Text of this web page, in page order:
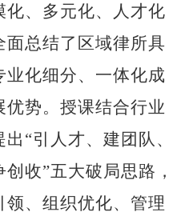
化、多元化、人才化
面总结了区域律所具
化细分、一体化成
势。授课结合行业
出 “引人才、建团队、
创收”五大破局思路，
、组织优化、管理